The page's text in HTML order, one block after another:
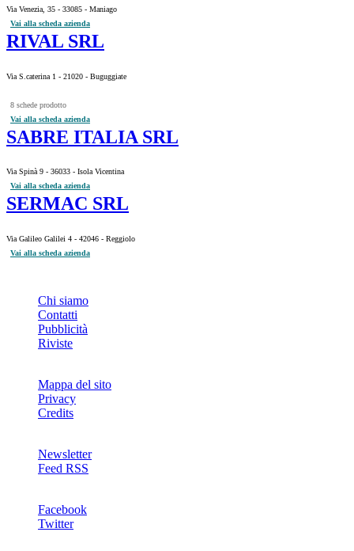
Via Venezia, 35 - 33085 - Maniago
Vai alla scheda azienda
RIVAL SRL
Via S.caterina 1 - 21020 - Buguggiate
8 schede prodotto
Vai alla scheda azienda
SABRE ITALIA SRL
Via Spinà 9 - 36033 - Isola Vicentina
Vai alla scheda azienda
SERMAC SRL
Via Galileo Galilei 4 - 42046 - Reggiolo
Vai alla scheda azienda
Chi siamo
Contatti
Pubblicità
Riviste
Mappa del sito
Privacy
Credits
Newsletter
Feed RSS
Facebook
Twitter